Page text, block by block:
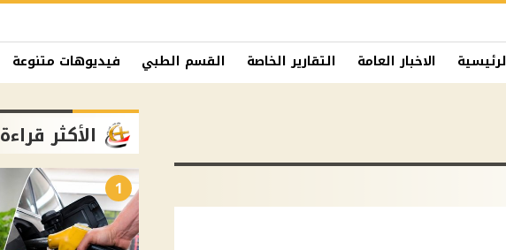
الاخبار العامة التقارير الخاصة القسم الطبي فيديوهات متنوعة
الأكثر قراءة
1